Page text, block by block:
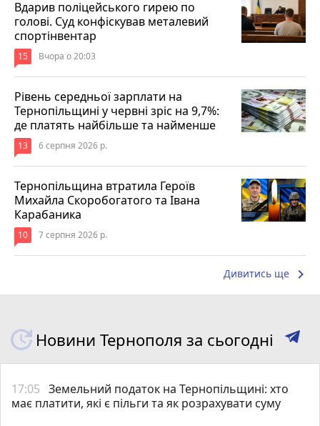
Вдарив поліцейського гирею по
голові. Суд конфіскував металевий
спортінвентар
15 Вчора о 20:03
Рівень середньої зарплати на
Тернопільщині у червні зріс на 9,7%:
де платять найбільше та найменше
13 6 серпня 2026 р.
Тернопільщина втратила Героїв
Михайла Скоробогатого та Івана
Карабаника
10 7 серпня 2026 р.
Дивитись ще keyboard_arrow_right
Новини Тернополя за сьогодні
17:05 Земельний податок на Тернопільщині: хто
має платити, які є пільги та як розрахувати суму